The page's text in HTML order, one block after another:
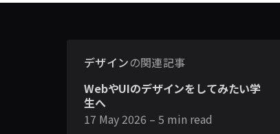
デザインの関連記事
WebやUIのデザインをしてみたい学
生へ
17 May 2026 – 5 min read